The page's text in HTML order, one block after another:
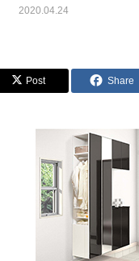
2020.04.24
Post Share